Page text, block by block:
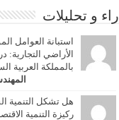
أراء و تحليلات
استبانة العوامل
الأراضي التجارية:
بالمملكة العربية
هل تشكل التنمية
ركيزة التنمية